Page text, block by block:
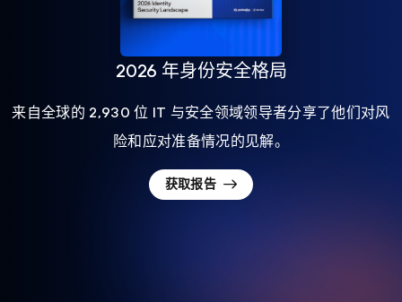
2026 年身份安全格局
来自全球的 2,930 位 IT 与安全领域领导者分享了他们对风
险和应对准备情况的见解。
获取报告